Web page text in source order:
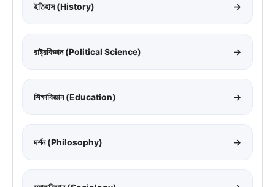
ইতিহাস (History) →
রাষ্ট্রবিজ্ঞান (Political Science) →
শিক্ষাবিজ্ঞান (Education) →
দর্শন (Philosophy) →